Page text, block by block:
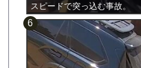
スピードで突っ込む事故。